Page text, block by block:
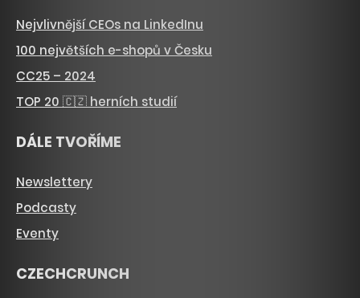
Nejvlivnější CEOs na LinkedInu
100 největších e-shopů v Česku
CC25 – 2024
TOP 20 🇨🇿 herních studií
DÁLE TVOŘÍME
Newslettery
Podcasty
Eventy
CZECHCRUNCH